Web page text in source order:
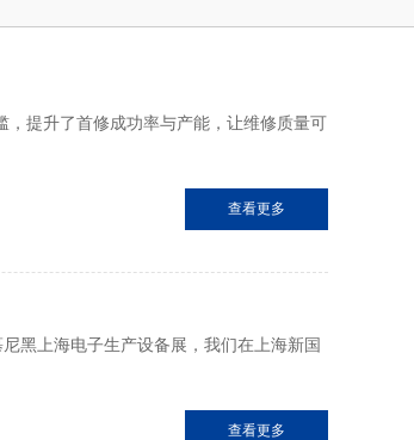
，提升了首修成功率与产能，让维修质量可
查看更多
黑上海电子生产设备展，我们在上海新国
查看更多